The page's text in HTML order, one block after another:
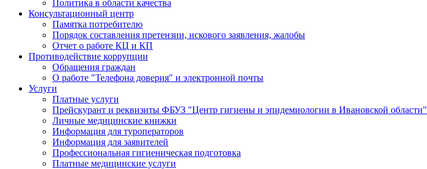
Политика в области качества
Консультационный центр
Памятка потребителю
Порядок составления претензии, искового заявления, жалобы
Отчет о работе КЦ и КП
Противодействие коррупции
Обращения граждан
О работе "Телефона доверия" и электронной почты
Услуги
Платные услуги
Прейскурант и реквизиты ФБУЗ "Центр гигиены и эпидемиологии в Ивановской области"
Личные медицинские книжки
Информация для туроператоров
Информация для заявителей
Профессиональная гигиеническая подготовка
Платные медицинские услуги